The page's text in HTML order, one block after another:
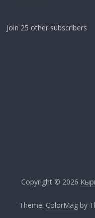
Join 25 other subscribers
Copyright © 2026
Theme: ColorMagby